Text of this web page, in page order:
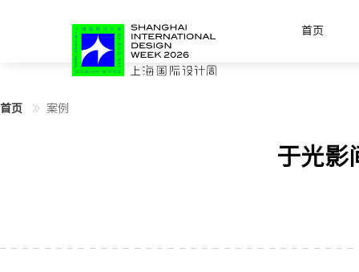
首页
首页 案例
于光影